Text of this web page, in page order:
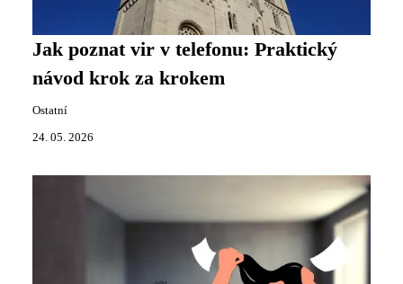
Jak poznat vir v telefonu: Praktický
návod krok za krokem
Ostatní
24. 05. 2026